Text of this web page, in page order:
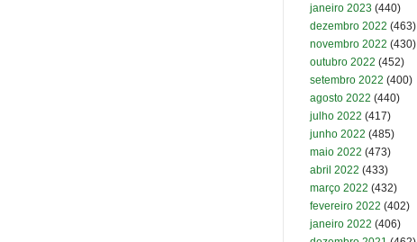
janeiro 2023 (440)
dezembro 2022 (463)
novembro 2022 (430)
outubro 2022 (452)
setembro 2022 (400)
agosto 2022 (440)
julho 2022 (417)
junho 2022 (485)
maio 2022 (473)
abril 2022 (433)
março 2022 (432)
fevereiro 2022 (402)
janeiro 2022 (406)